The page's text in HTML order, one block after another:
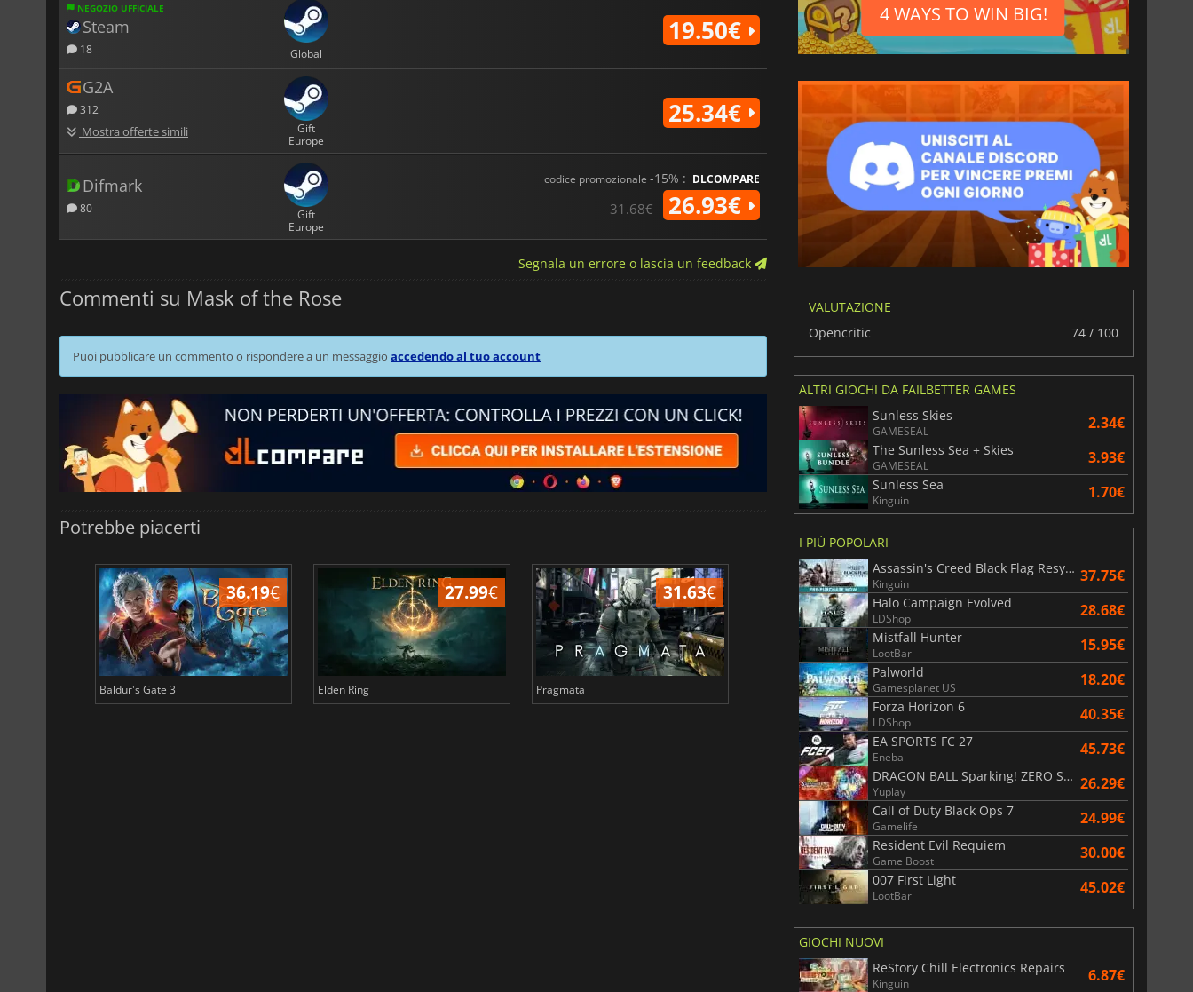
NEGOZIO UFFICIALE
Steam
18 Global
19.50€
G2A
312
Mostra offerte simili
Gift
Europe
25.34€
Difmark
80
Gift
Europe
codice promozionale -15% : DLCOMPARE
31.68€ 26.93€
Segnala un errore o lascia un feedback
Commenti su Mask of the Rose
Puoi pubblicare un commento o rispondere a un messaggio accedendo al tuo account
Potrebbe piacerti
36.19€
Baldur's Gate 3
27.99€
Elden Ring
31.63€
Pragmata
6.75€
Total War WARHAMMER 3
15.48
4 WAYS TO WIN BIG!
VALUTAZIONE
Opencritic
74 / 100
ALTRI GIOCHI DA FAILBETTER GAMES
Sunless Skies
GAMESEAL 2.34€
The Sunless Sea + Skies
GAMESEAL 3.93€
Sunless Sea
Kinguin 1.70€
I PIÙ POPOLARI
Assassin's Creed Black Flag Resynced
Kinguin 37.75€
Halo Campaign Evolved
LDShop 28.68€
Mistfall Hunter
LootBar 15.95€
Palworld
Gamesplanet US 18.20€
Forza Horizon 6
LDShop 40.35€
EA SPORTS FC 27
Eneba 45.73€
DRAGON BALL Sparking! ZERO Super Limit Breaking NEO
Yuplay 26.29€
Call of Duty Black Ops 7
Gamelife 24.99€
Resident Evil Requiem
Game Boost 30.00€
007 First Light
LootBar 45.02€
GIOCHI NUOVI
ReStory Chill Electronics Repairs
Kinguin 6.87€